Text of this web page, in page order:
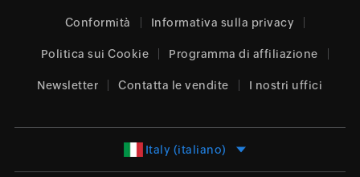
Conformità Informativa sulla privacy
Politica sui Cookie Programma di affiliazione
Newsletter Contatta le vendite I nostri uffici
Italy (italiano)